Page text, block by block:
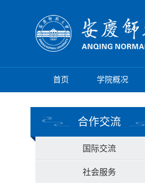
首页 学院概况
合作交流
国际交流
社会服务